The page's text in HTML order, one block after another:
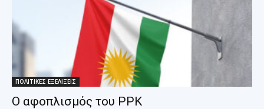
ΠΟΛΙΤΙΚΕΣ ΕΞΕΛΙΞΕΙΣ
Ο αφοπλισμός του PPK